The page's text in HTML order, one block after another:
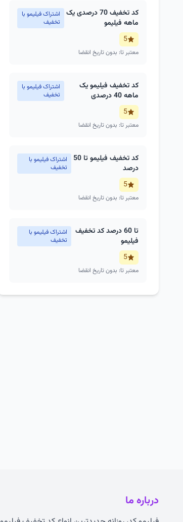
کد تخفیف 70 درصدی یک
ماهه فیلیمو
اشتراک فیلیمو با
تخفیف
5
معتبر تا: بدون تاریخ انقضا
کد تخفیف فیلیمو یک
ماهه 40 درصدی
اشتراک فیلیمو با
تخفیف
5
معتبر تا: بدون تاریخ انقضا
کد تخفیف فیلیمو تا 50
درصد
اشتراک فیلیمو با
تخفیف
5
معتبر تا: بدون تاریخ انقضا
تا 60 درصد کد تخفیف
فیلیمو
اشتراک فیلیمو با
تخفیف
5
معتبر تا: بدون تاریخ انقضا
درباره ما